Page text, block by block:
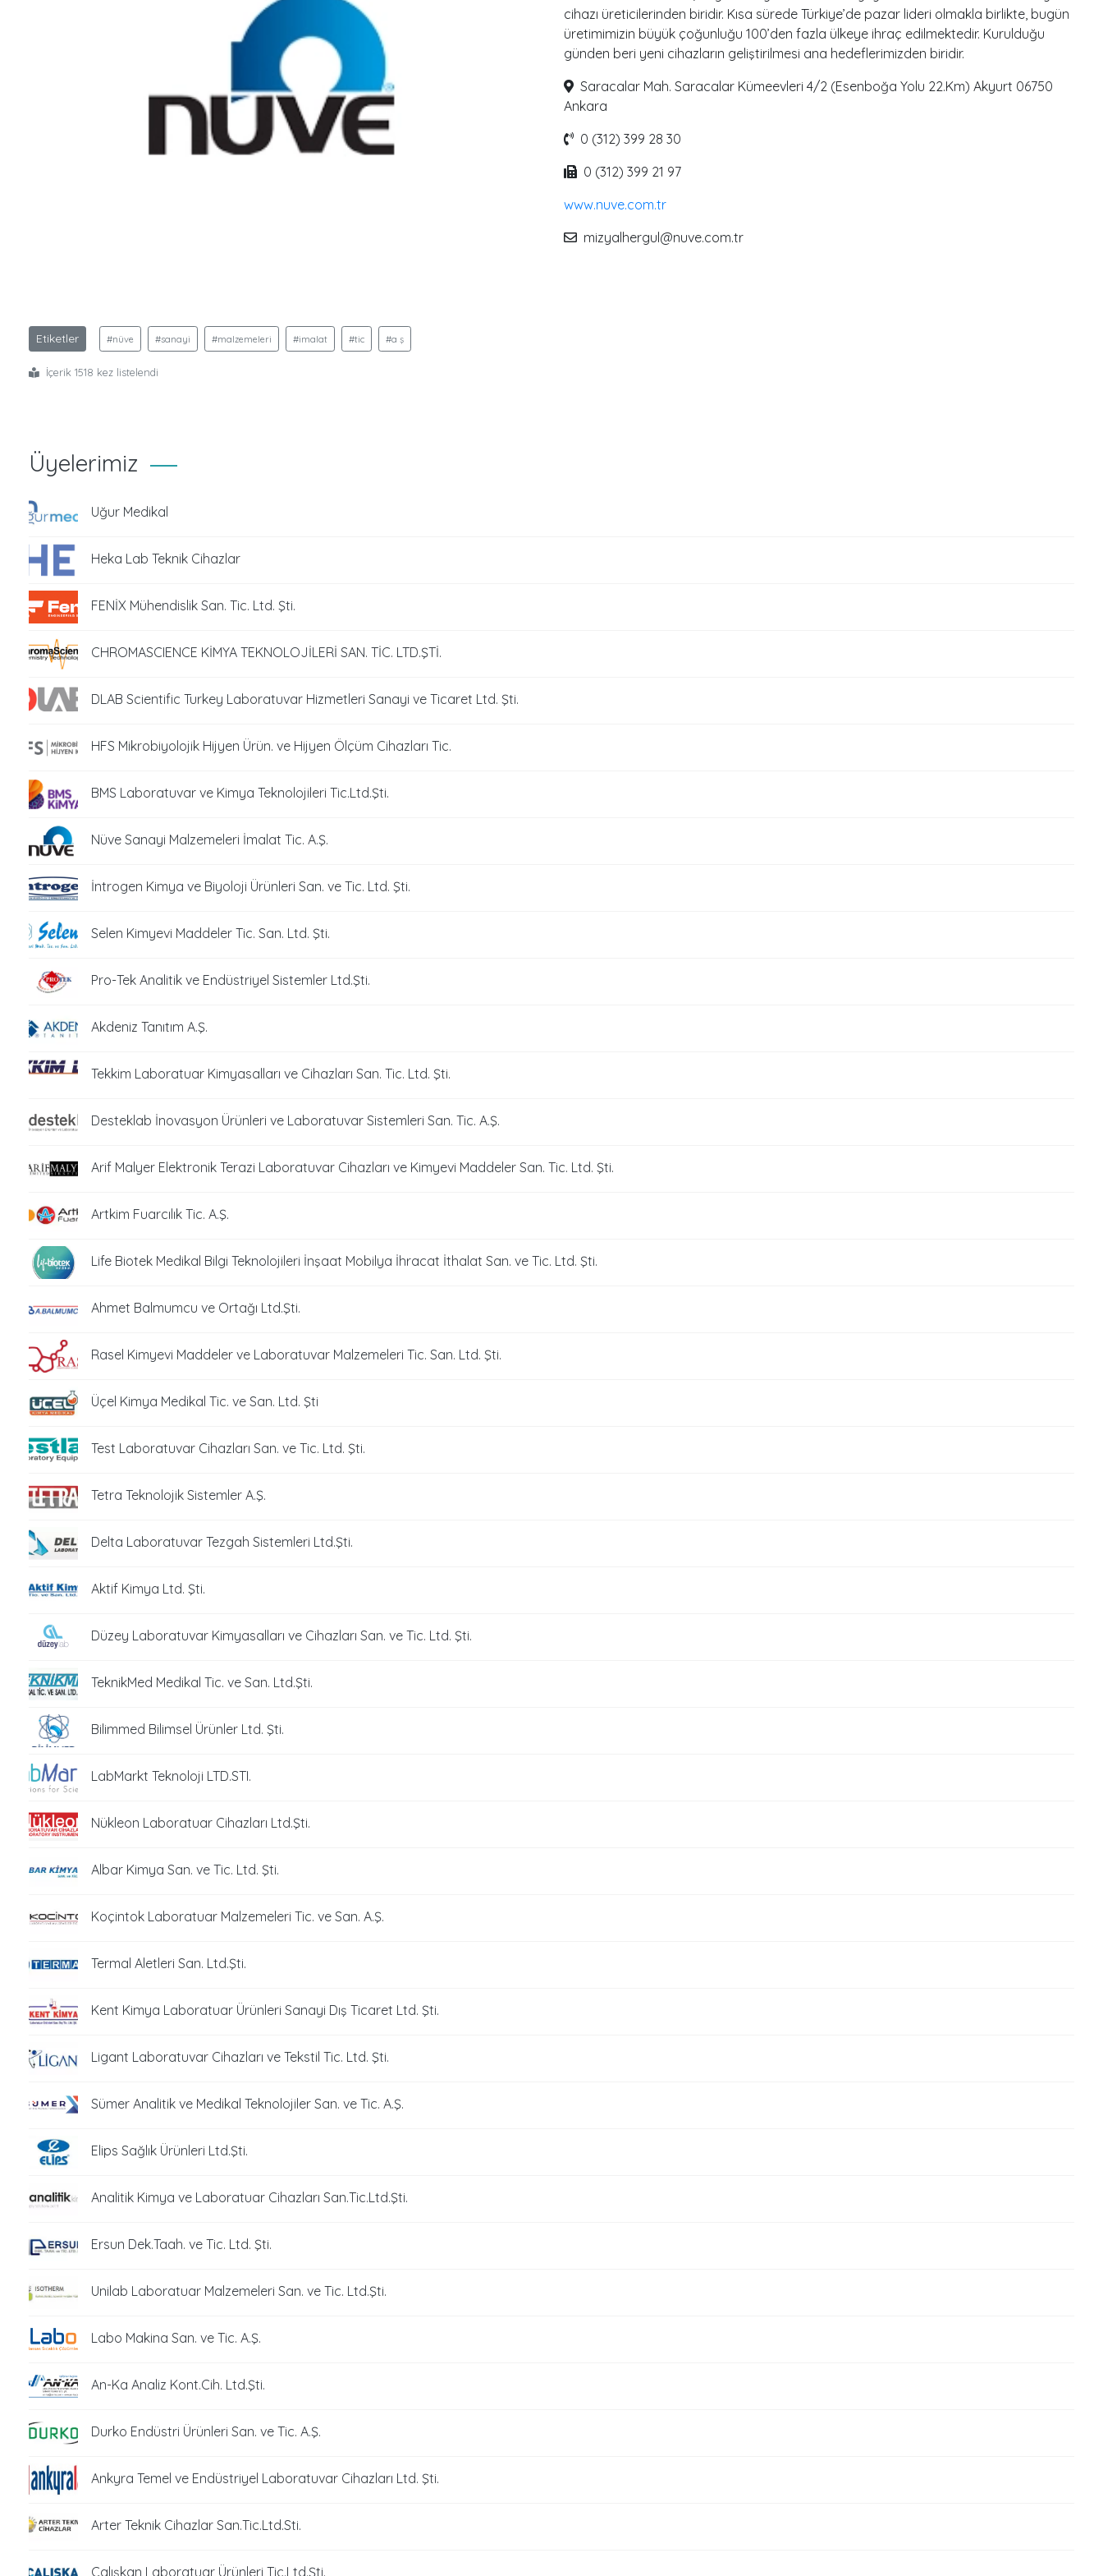
cihazı üreticilerinden biridir. Kısa sürede Türkiye’de pazar lideri olmakla birlikte, bugün
üretimimizin büyük çoğunluğu 100’den fazla ülkeye ihraç edilmektedir. Kurulduğu
günden beri yeni cihazların geliştirilmesi ana hedeflerimizden biridir.
Saracalar Mah. Saracalar Kümeevleri 4/2 (Esenboğa Yolu 22.Km) Akyurt 06750
Ankara
0 (312) 399 28 30
0 (312) 399 21 97
www.nuve.com.tr
mizyalhergul@nuve.com.tr
Etiketler #nüve #sanayi #malzemeleri #imalat #tic #a ş
İçerik 1518 kez listelendi
Üyelerimiz
Uğur Medikal
Heka Lab Teknik Cihazlar
FENİX Mühendislik San. Tic. Ltd. Şti.
CHROMASCIENCE KİMYA TEKNOLOJİLERİ SAN. TİC. LTD.ŞTİ.
DLAB Scientific Turkey Laboratuvar Hizmetleri Sanayi ve Ticaret Ltd. Şti.
HFS Mikrobiyolojik Hijyen Ürün. ve Hijyen Ölçüm Cihazları Tic.
BMS Laboratuvar ve Kimya Teknolojileri Tic.Ltd.Şti.
Nüve Sanayi Malzemeleri İmalat Tic. A.Ş.
İntrogen Kimya ve Biyoloji Ürünleri San. ve Tic. Ltd. Şti.
Selen Kimyevi Maddeler Tic. San. Ltd. Şti.
Pro-Tek Analitik ve Endüstriyel Sistemler Ltd.Şti.
Akdeniz Tanıtım A.Ş.
Tekkim Laboratuar Kimyasalları ve Cihazları San. Tic. Ltd. Şti.
Desteklab İnovasyon Ürünleri ve Laboratuvar Sistemleri San. Tic. A.Ş.
Arif Malyer Elektronik Terazi Laboratuvar Cihazları ve Kimyevi Maddeler San. Tic. Ltd. Şti.
Artkim Fuarcılık Tic. A.Ş.
Life Biotek Medikal Bilgi Teknolojileri İnşaat Mobilya İhracat İthalat San. ve Tic. Ltd. Şti.
Ahmet Balmumcu ve Ortağı Ltd.Şti.
Rasel Kimyevi Maddeler ve Laboratuvar Malzemeleri Tic. San. Ltd. Şti.
Üçel Kimya Medikal Tic. ve San. Ltd. Şti
Test Laboratuvar Cihazları San. ve Tic. Ltd. Şti.
Tetra Teknolojik Sistemler A.Ş.
Delta Laboratuvar Tezgah Sistemleri Ltd.Şti.
Aktif Kimya Ltd. Şti.
Düzey Laboratuvar Kimyasalları ve Cihazları San. ve Tic. Ltd. Şti.
TeknikMed Medikal Tic. ve San. Ltd.Şti.
Bilimmed Bilimsel Ürünler Ltd. Şti.
LabMarkt Teknoloji LTD.STI.
Nükleon Laboratuar Cihazları Ltd.Şti.
Albar Kimya San. ve Tic. Ltd. Şti.
Koçintok Laboratuar Malzemeleri Tic. ve San. A.Ş.
Termal Aletleri San. Ltd.Şti.
Kent Kimya Laboratuar Ürünleri Sanayi Dış Ticaret Ltd. Şti.
Ligant Laboratuvar Cihazları ve Tekstil Tic. Ltd. Şti.
Sümer Analitik ve Medikal Teknolojiler San. ve Tic. A.Ş.
Elips Sağlık Ürünleri Ltd.Şti.
Analitik Kimya ve Laboratuar Cihazları San.Tic.Ltd.Şti.
Ersun Dek.Taah. ve Tic. Ltd. Şti.
Unilab Laboratuar Malzemeleri San. ve Tic. Ltd.Şti.
Labo Makina San. ve Tic. A.Ş.
An-Ka Analiz Kont.Cih. Ltd.Şti.
Durko Endüstri Ürünleri San. ve Tic. A.Ş.
Ankyra Temel ve Endüstriyel Laboratuvar Cihazları Ltd. Şti.
Arter Teknik Cihazlar San.Tic.Ltd.Sti.
Çalışkan Laboratuar Ürünleri Tic.Ltd.Şti.